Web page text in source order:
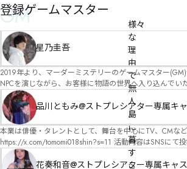
様々
な
理
由
で
無
人
島
に
暮
す
こ
GM
登録ゲームマスター
星乃圭吾
2019年より、マーダーミステリーのゲームマスター(GM)として活動を開始いたしました。 俳優・声優・アイド
NPCを演じながら、お客様に物語の世界へ入り込んでいただくような演出・サービスを得意と
図を大切にしながら、その作品の魅力をお客様に届けられるような公演を心がけています。 参加してくださる
像しながら、公演を進めていく時間が本当に大好きです！ 対応可能作品は、オフライン（対面）作品のみとなります。 得意分野をひとつ挙げるなら恋愛もの（恋愛要素を含
オ）ですが、ファンタジー、デスゲーム、青春ものなど、ジャンルを問わず幅広く対
GM) ★ ストーリープレイ
品川ともみ@ストプレシアター専属キ
本業は俳優・タレントとして、舞台を中心にTV、CMなどに出演しています。 役者としての視点から、皆様の物語体験を
https://x.com/tomomi018shin?s=11 活動内容はSNSにて投稿しています。 SPT所属。 ストーリープレイングシアター「星詠みの標」にてGMデ
ーシブカフェ「コアクト」(不定期開催)出演中。
花奏和音@ストプレシアター専属キャ